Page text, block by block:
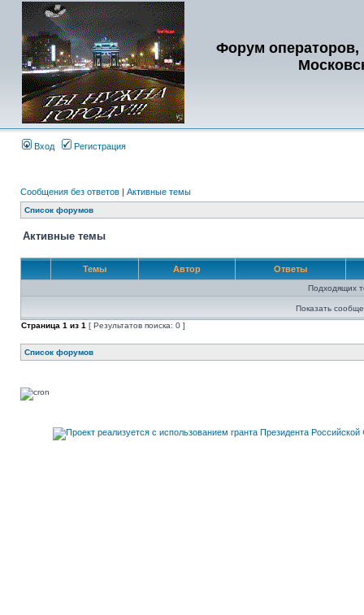
Форум операторов,
Вход Регистрация
Сообщения без ответов | Активные темы
Список форумов
Активные темы
Темы Автор Ответы
Подходящих
Показать
Страница 1 из 1 [ Результатов поиска: 0 ]
Список форумов